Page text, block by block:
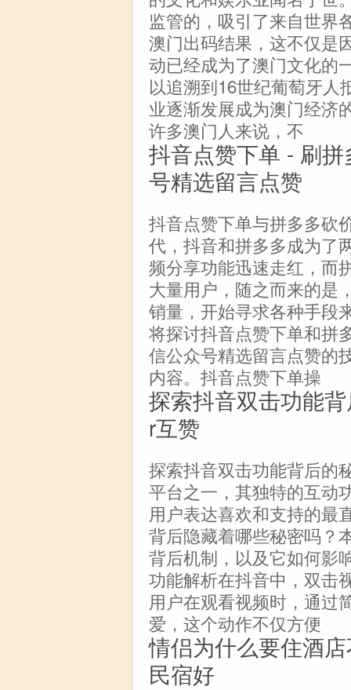
监管的，吸引了来自世界
澳门出码结果，这不仅是
动已经成为了澳门文化的
以追溯到16世纪葡萄牙人
业逐渐发展成为澳门经济
许多澳门人来说，不
抖音点赞下单 - 刷
号精选留言点赞
抖音点赞下单与拼多多砍
代，抖音和拼多多成为了
频分享功能迅速走红，而
大量用户，随之而来的是
销量，开始寻求各种手段
将探讨抖音点赞下单和拼
信公众号精选留言点赞的
内容。抖音点赞下单操
探索抖音双击功能
r互赞
探索抖音双击功能背后的
平台之一，其独特的互动
用户表达喜欢和支持的最
背后隐藏着哪些秘密吗？
背后机制，以及它如何影
功能解析在抖音中，双击
用户在观看视频时，通过
爱，这个动作不仅方便
情侣为什么要住酒
民宿好